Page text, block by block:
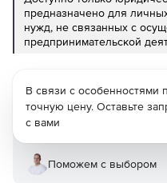
предназначено для
нужд, не связанных с
предпринимательской
В связи с особенностями
точную цену. Оставьте
с вами
Поможем с выбором